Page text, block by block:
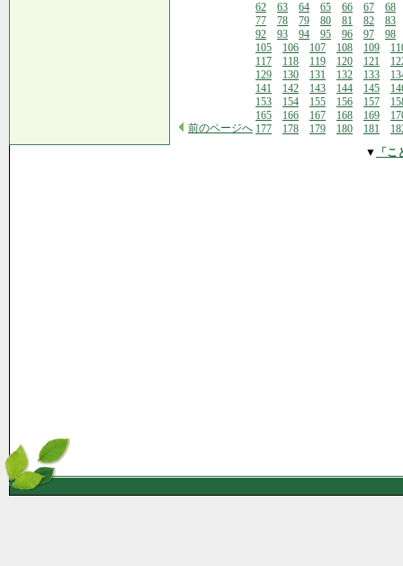
前のページへ
62
63 64 65 66 67
68
77
78 79 80 81 82
83
92
93 94 95 96 97
98
105
106 107 108 109
117
118 119 120 121
129
130 131 132 133
141
142 143 144 145
153
154 155 156 157
165
166 167 168 169
177
178 179 180 181
▼
「